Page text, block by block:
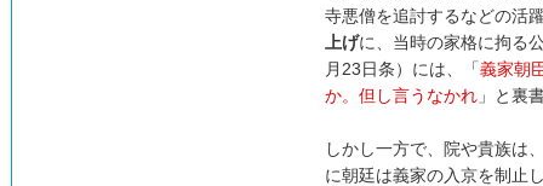
寺悪僧を追討するなどの活
上げに、当時の家格に拘る
月23日条）には、「義家朝
か。但し言うなかれ 」と裏
しかし一方で、院や貴族は
に朝廷は義家の入京を制止